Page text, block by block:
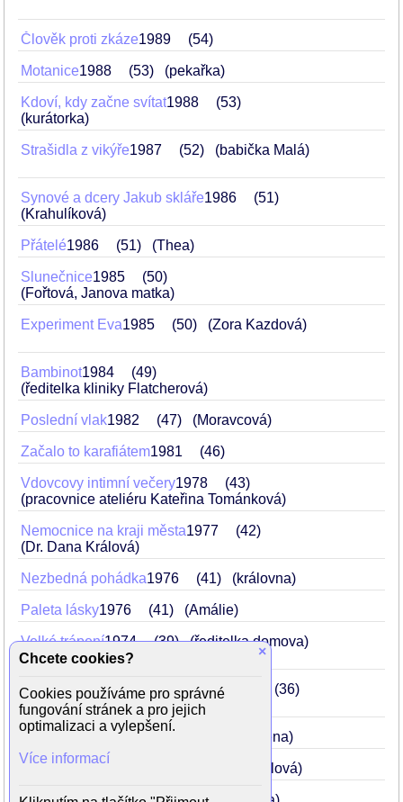
Člověk proti zkáze1989 54
Motanice1988 53 (pekařka)
Kdoví, kdy začne svítat1988
53
(kurátorka)
Strašidla z vikýře1987 52 (babička Malá)
Synové a dcery Jakub skláře1986
51
(Krahulíková)
Přátelé1986 51 (Thea)
Slunečnice1985
50
(Fořtová, Janova matka)
Experiment Eva1985 50 (Zora Kazdová)
Bambinot1984
49
(ředitelka kliniky Flatcherová)
Poslední vlak1982 47 (Moravcová)
Začalo to karafiátem1981 46
Vdovcovy intimní večery1978
43
(pracovnice ateliéru Kateřina Tománková)
Nemocnice na kraji města1977
42
(Dr. Dana Králová)
Nezbedná pohádka1976 41 (královna)
Paleta lásky1976 41 (Amálie)
Velké trápení1974 39 (ředitelka domova)
Taková normální rodinka (seriál)
36
(Pavla)
Kaviár jen pro přátele (Zdena)
Dům ztracených duší (Rýdlová)
×
Chcete cookies?
Cookies používáme pro správné
fungování stránek a pro jejich
optimalizaci a vylepšení.
Více informací